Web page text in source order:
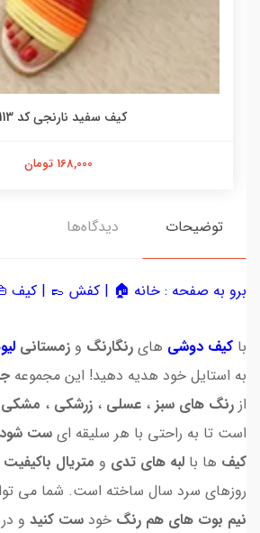
کیف سفید نارنجی کد 8113
168,000 تومان
توضیحات دیدگاه‌ها
برو به صفحه : خانه 🏠 | کفش 👞 | کیف
با کیف دوشی های رنگارنگ و زمستانی
به استایل خود هدیه دهید! این مجموعه
از رنگ های سبز ، عسلی ، زرشکی ، مشکی
است تا به راحتی با هر سلیقه ای ست شود
کیف ها با لبه های تدی و متریال باکیفیت
روزهای سرد سال ساخته است. شما می
نیم بوت های هم رنگ خود ست کنید و